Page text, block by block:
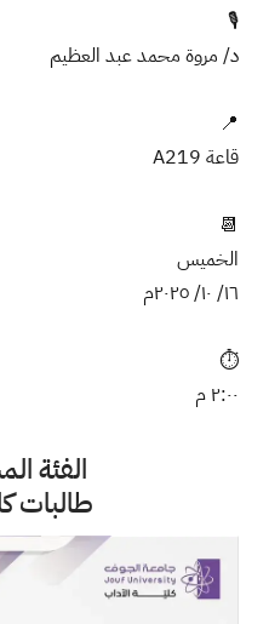
content.
🎙️
د/ مروة محمد عبد العظيم
📍
قاعة A219
📆
الخميس
١٦/ ١٠/ ٢٠٢٥م
⏱️
٢:٠٠ م
الفئة
طالبات